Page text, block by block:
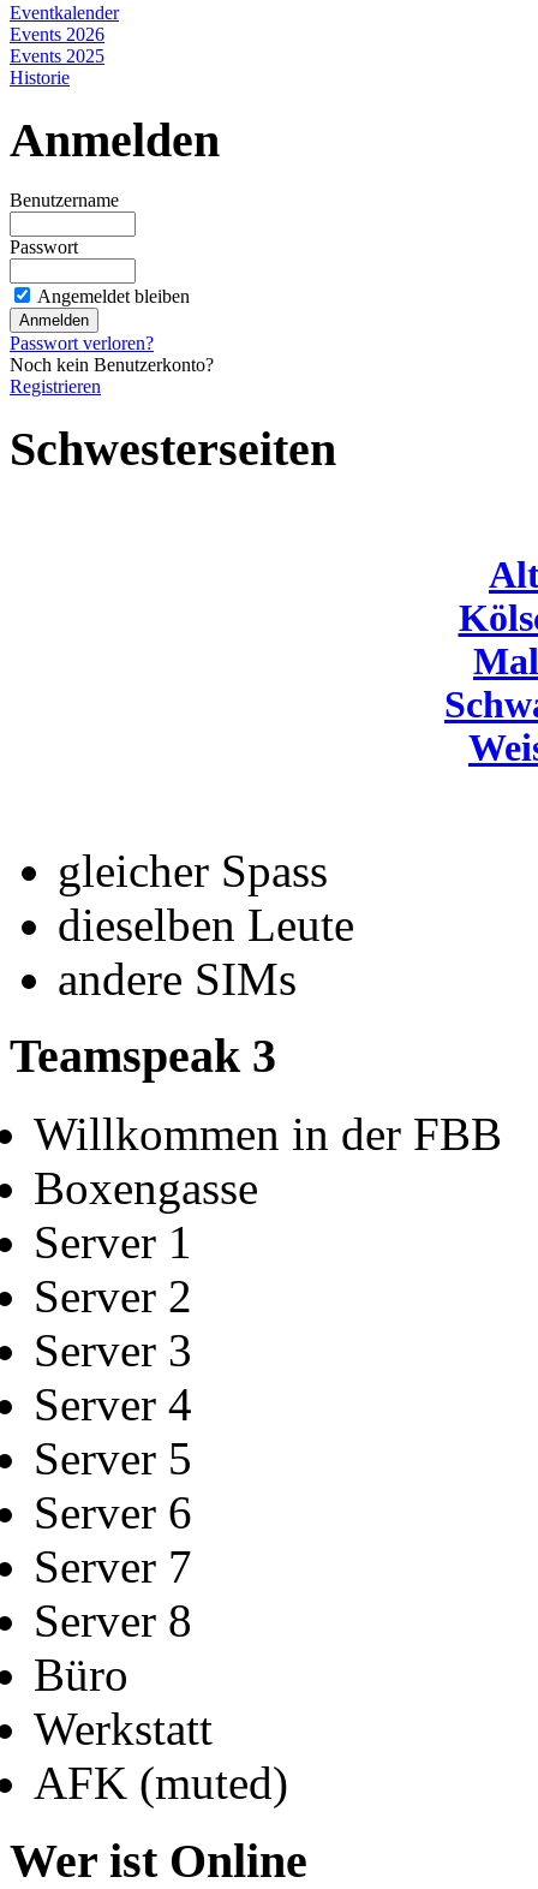
Eventkalender
Events 2026
Events 2025
Historie
Anmelden
Benutzername
Passwort
Angemeldet bleiben
Passwort verloren?
Noch kein Benutzerkonto?
Registrieren
Schwesterseiten
gleicher Spass
dieselben Leute
andere SIMs
Teamspeak 3
Willkommen in der FBB
Boxengasse
Server 1
Server 2
Server 3
Server 4
Server 5
Server 6
Server 7
Server 8
Büro
Werkstatt
AFK (muted)
Wer ist Online